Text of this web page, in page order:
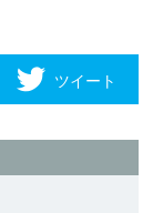
ツイート